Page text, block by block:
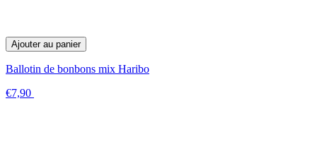
Ajouter au panier
Ballotin de bonbons mix Haribo
€7,90